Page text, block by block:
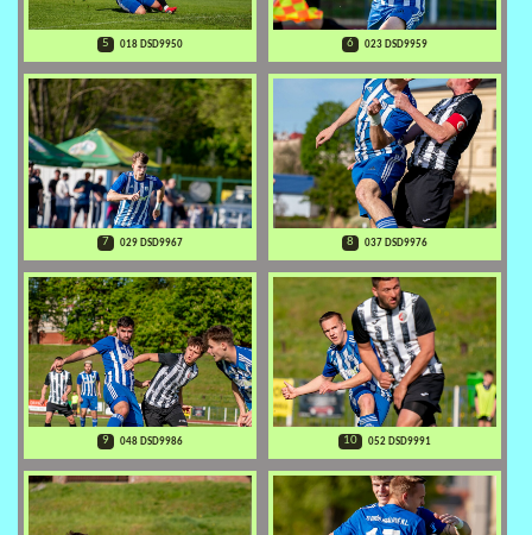
5 018 DSD9950 6 023 DSD9959
7 029 DSD9967 8 037 DSD9976
9 048 DSD9986 10 052 DSD9991